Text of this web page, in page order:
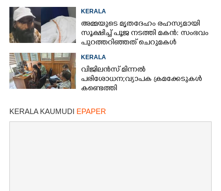
KERALA
അമ്മയുടെ മൃതദേഹം രഹസ്യമായി
സൂക്ഷിച്ച് പൂജ നടത്തി മകൻ: സംഭവം
പുറത്തറി‌ഞ്ഞത് ചെറുമകൾ
വീട്ടിലെത്തിയപ്പോൾ
KERALA
വിജിലൻസ് മിന്നൽ
പരിശോധന; വ്യാപക ക്രമക്കേടുകൾ
കണ്ടെത്തി
KERALA KAUMUDI EPAPER